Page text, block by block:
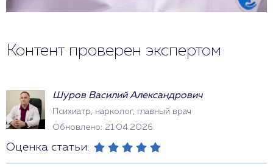
Контент проверен экспертом
Шуров Василий Александрович
Психиатр, нарколог, главный врач
Обновлено: 21.04.2026
Оценка статьи: